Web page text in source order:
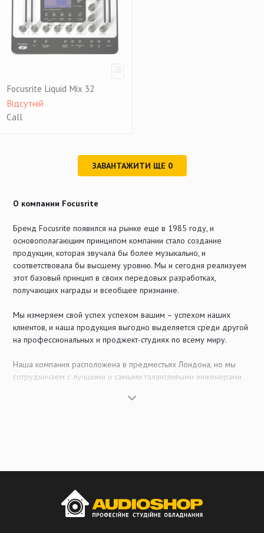
Focusrite Liquid Mix 32
Відсутній
Call
ЗАВАНТАЖИТИ ЩЕ 0
О компании Focusrite
Бренд Focusrite появился на рынке еще в 1985 году, и
основополагающим принципом компании стало создание
продукции, которая звучала бы более музыкально, и
соответствовала бы высшему уровню. Мы и сегодня реализуем
этот базовый принцип в своих передовых разработках,
получающих награды и всеобщее признание.
Мы измеряем свой успех успехом вашим – успехом наших
клиентов, и наша продукция выгодно выделяется среди другой
на профессиональных и проджект-студиях по всему миру.
Наша компания расположена в предместьях Лондона, но мы
сотрудничаем с лучшими и самыми талантливыми инженерами
которое облегчит Вашу работу и улучшит ее результат. Наша
Наши принципы: